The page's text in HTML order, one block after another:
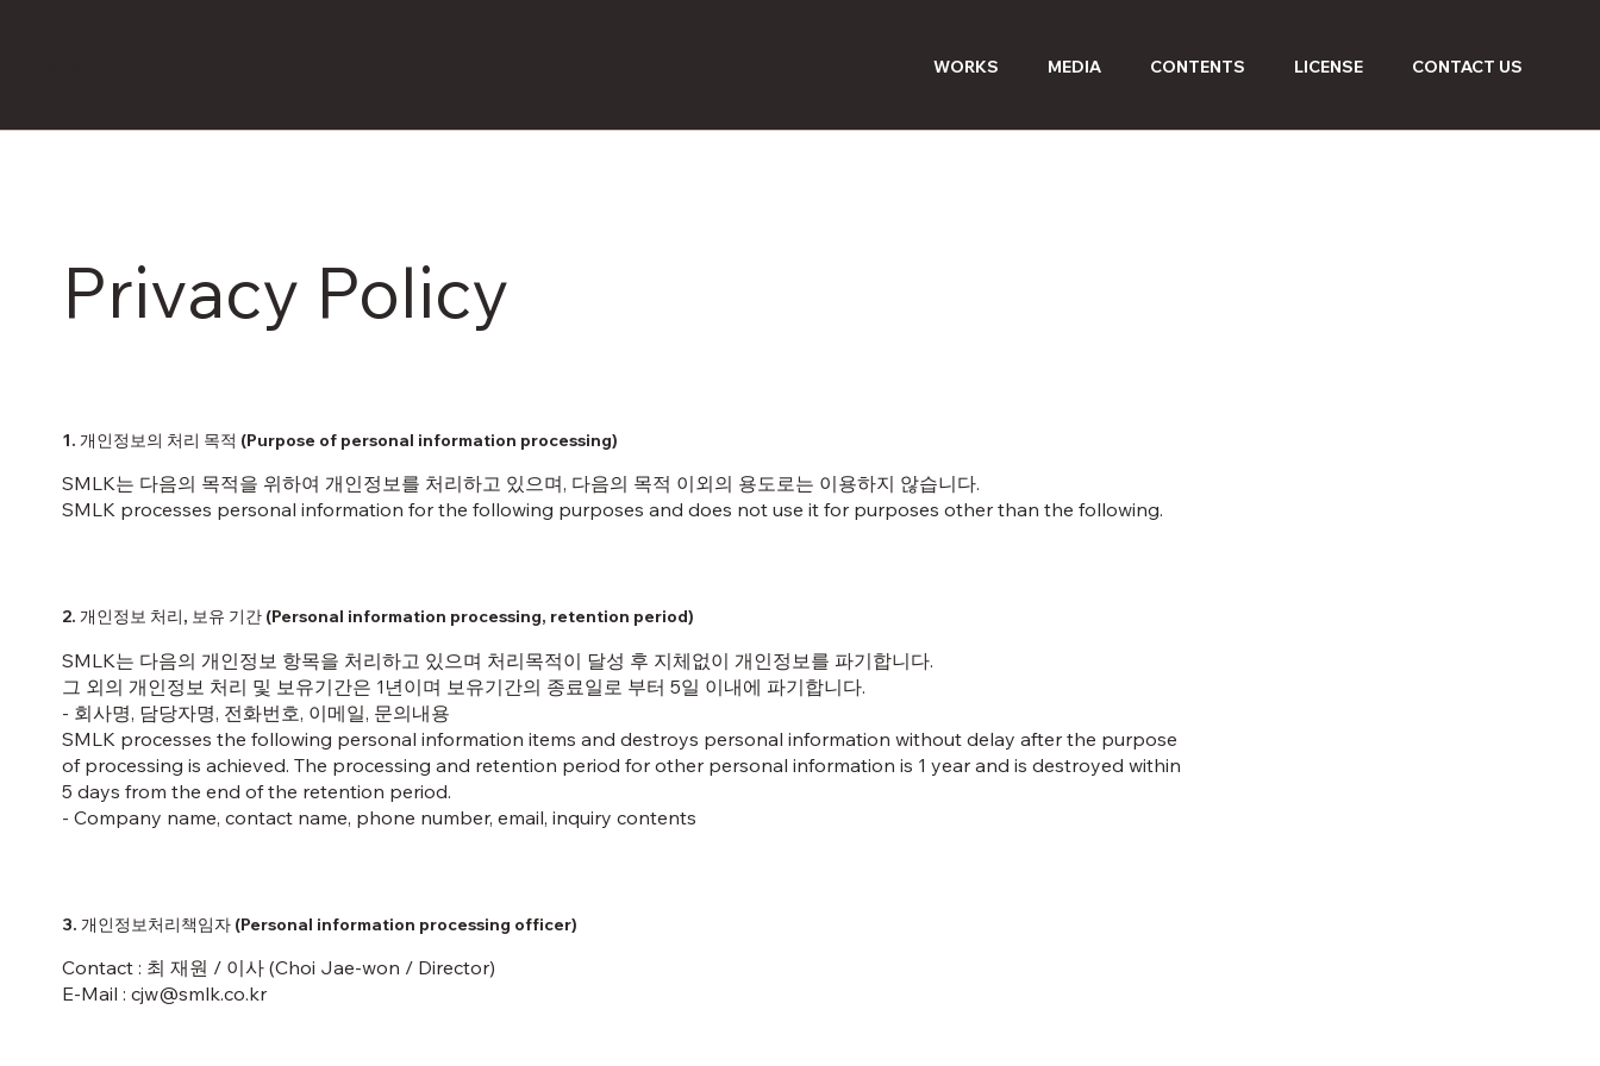
WORKS MEDIA CONTENTS LICENSE CONTACT US
Privacy Policy
1. 개인정보의 처리 목적 (Purpose of personal information processing)
SMLK는 다음의 목적을 위하여 개인정보를 처리하고 있으며, 다음의 목적 이외의 용도로는 이용하지 않습니다.
SMLK processes personal information for the following purposes and does not use it for purposes other than the following.
2. 개인정보 처리, 보유 기간 (Personal information processing, retention period)
SMLK는 다음의 개인정보 항목을 처리하고 있으며 처리목적이 달성 후 지체없이 개인정보를 파기합니다.
그 외의 개인정보 처리 및 보유기간은 1년이며 보유기간의 종료일로 부터 5일 이내에 파기합니다.
- 회사명, 담당자명, 전화번호, 이메일, 문의내용
SMLK processes the following personal information items and destroys personal information without delay after the purpose
of processing is achieved. The processing and retention period for other personal information is 1 year and is destroyed within
5 days from the end of the retention period.
- Company name, contact name, phone number, email, inquiry contents
3. 개인정보처리책임자 (Personal information processing officer)
Contact : 최 재원 / 이사 (Choi Jae-won / Director)
E-Mail :cjw@smlk.co.kr